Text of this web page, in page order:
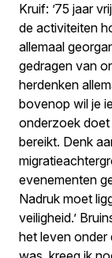
Kruif: ’75 jaar
de activiteiten
allemaal
gedragen van
herdenken
bovenop wil je
onderzoek doet
bereikt. Denk
evenementen
Nadruk moet
veiligheid.’
het leven onder